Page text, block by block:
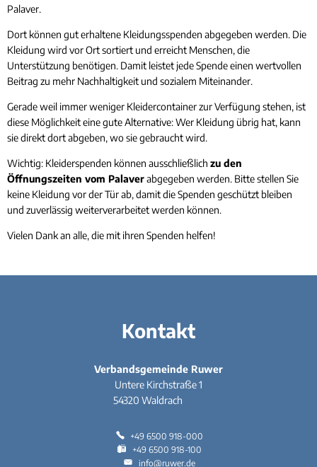
Palaver.
Dort können gut erhaltene Kleidungsspenden abgegeben werden. Die
Kleidung wird vor Ort sortiert und erreicht Menschen, die
Unterstützung benötigen. Damit leistet jede Spende einen wertvollen
Beitrag zu mehr Nachhaltigkeit und sozialem Miteinander.
Gerade weil immer weniger Kleidercontainer zur Verfügung stehen, ist
diese Möglichkeit eine gute Alternative: Wer Kleidung übrig hat, kann
sie direkt dort abgeben, wo sie gebraucht wird.
Wichtig: Kleiderspenden können ausschließlich zu den
Öffnungszeiten vom Palaverabgegeben werden. Bitte stellen Sie
keine Kleidung vor der Tür ab, damit die Spenden geschützt bleiben
und zuverlässig weiterverarbeitet werden können.
Vielen Dank an alle, die mit ihren Spenden helfen!
Kontakt
Verbandsgemeinde Ruwer
Untere Kirchstraße 1
54320 Waldrach
+49 6500 918-000
+49 6500 918-100
info@ruwer.de